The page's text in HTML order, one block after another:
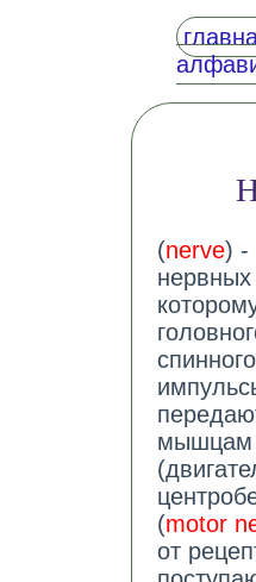
(nerve) -
мышцам
(motor
от